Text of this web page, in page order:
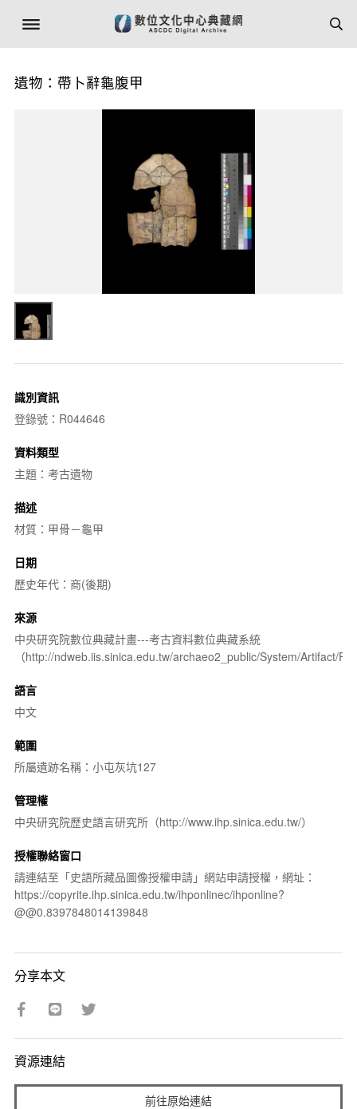
遺物：帶卜辭龜腹甲
識別資訊
登錄號：R044646
資料類型
主題：考古遺物
描述
材質：甲骨－龜甲
日期
歷史年代：商(後期)
來源
中央研究院數位典藏計畫---考古資料數位典藏系統
（http://ndweb.iis.sinica.edu.tw/archaeo2_public/System/Artifact/
語言
中文
範圍
所屬遺跡名稱：小屯灰坑127
管理權
中央研究院歷史語言研究所（http://www.ihp.sinica.edu.tw/）
授權聯絡窗口
請連結至「史語所藏品圖像授權申請」網站申請授權，網址：
https://copyrite.ihp.sinica.edu.tw/ihponlinec/ihponline?
@@0.8397848014139848
分享本文
資源連結
前往原始連結